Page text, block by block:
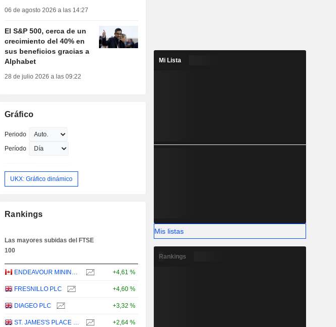
06 de agosto 2026 a las 14:27
El S&P 500, cerca de un
crecimiento del 40% en
sus beneficios gracias a
Alphabet
28 de julio 2026 a las 09:22
Gráfico
Periodo
Período
UKX: Gráfico dinámico
Rankings
Las mayores subidas del FTSE
100
ENDEAVOUR MINING PLC +4,61 %
FRESNILLO PLC +4,60 %
DIAGEO PLC +3,32 %
ST. JAMES'S PLACE PLC +2,64 %
Mi Lista
Mis listas
Rankings